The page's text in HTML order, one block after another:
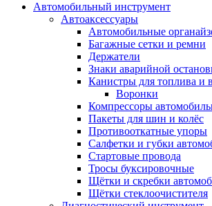
Автомобильный инструмент
Автоаксессуары
Автомобильные
Багажные сетки и ремни
Держатели
Знаки аварийной
Канистры для топлива и
Воронки
Компрессоры
Пакеты для шин и колёс
Противооткатные упоры
Салфетки и губки
Стартовые провода
Тросы буксировочные
Щётки и скребки
Щётки стеклоочистителя